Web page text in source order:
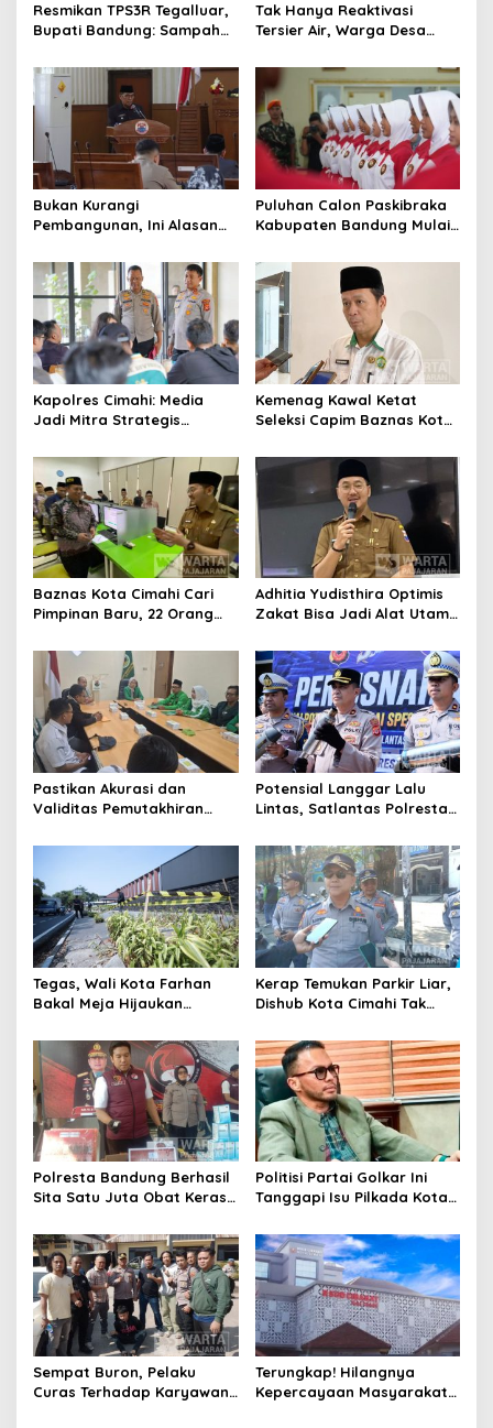
Resmikan TPS3R Tegalluar,
Bupati Bandung: Sampah
Pemerintah
Tak Hanya Reaktivasi
Tersier Air, Warga Desa
Alternatif di Padalarang
Bukan Kurangi
Pembangunan, Ini Alasan
Pengurangan Belanja
Daerah
Puluhan Calon Paskibraka
Kabupaten Bandung Mulai
Kapolres Cimahi: Media
Jadi Mitra Strategis
Publik
Kemenag Kawal Ketat
Seleksi Capim Baznas Kota
Komisioner Baznas
Berintegritas
Baznas Kota Cimahi Cari
Pimpinan Baru, 22 Orang
Adhitia Yudisthira Optimis
Zakat Bisa Jadi Alat Utama
Kota Cimahi
Pastikan Akurasi dan
Validitas Pemutakhiran
Cimahi Lakukan
Potensial Langgar Lalu
Lintas, Satlantas Polresta
Motor Berknalpot Brong
Tegas, Wali Kota Farhan
Bakal Meja Hijaukan
Riau
Kerap Temukan Parkir Liar,
Dishub Kota Cimahi Tak
Pembinaan
Polresta Bandung Berhasil
Sita Satu Juta Obat Keras
Kasus Narkoba
Politisi Partai Golkar Ini
Tanggapi Isu Pilkada Kota
Sempat Buron, Pelaku
Curas Terhadap Karyawan
Terungkap! Hilangnya
Kepercayaan Masyarakat